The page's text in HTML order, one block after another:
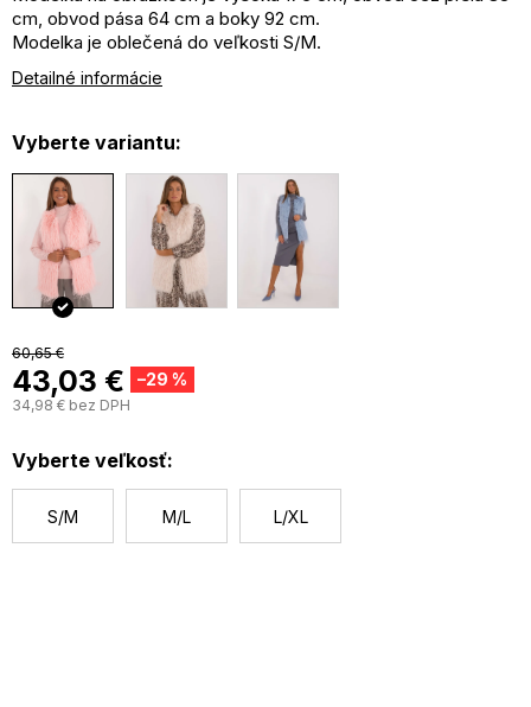
60,65 €
–29 %
43,03 €
34,98 € bez DPH
Vyberte veľkosť:
S/M M/L L/XL
cm, obvod pása 64 cm a boky 92 cm.
Modelka je oblečená do veľkosti S/M.
Detailné informácie
Vyberte variantu: